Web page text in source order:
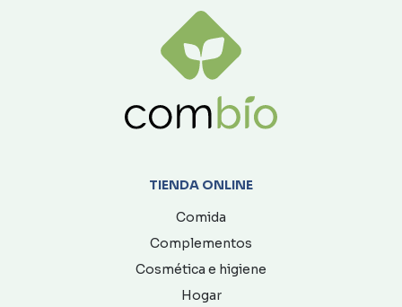
TIENDA ONLINE
Comida
Complementos
Cosmética e higiene
Hogar